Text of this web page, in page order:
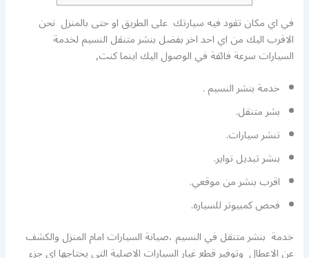
في اي مكان تقود فيه سيارتك على الطريق او حتى بالمنزل نحن
الاقرب اليك من اي احد اخر بفضل بنشر متنقل النسيم لخدمة
السيارات سرعة فائقة في الوصول اليك اينما كنت,
خدمة بنشر النسيم .
بشر متنقل.
تنشر سيارات.
بنشر تبديل تواير.
اقرب بنشر من موقعي.
فحص كمبيوتر للسياره.
خدمة بنشر متنقل في النسيم ،صيانة السيارات امام المنزل والكشف
عن الاعطال وتوفير قطع غيار السيارات الاصلية التى يحتاجها اي جزء